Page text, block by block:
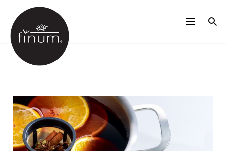
PRODUCTOS
VIDEOS
IDIOMAS